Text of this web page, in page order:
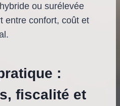
ou surélevée
entre confort, coût et
:
fiscalité et